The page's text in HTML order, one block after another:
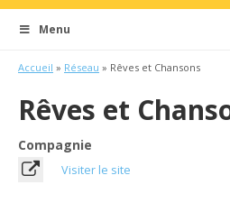
Menu
Accueil » Réseau » Rêves et Chansons
Rêves et
Compagnie
Visiter le site